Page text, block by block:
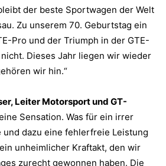
der beste Sportwagen der Welt
Zu unserem 70. Geburtstag ein
Pro und der Triumph in der GTE-
Dieses Jahr liegen wir wieder
wir hin.“
Leiter Motorsport und GT-
Sensation. Was für ein irrer
und dazu eine fehlerfreie Leistung
unheimlicher Kraftakt, den wir
zurecht gewonnen haben. Die